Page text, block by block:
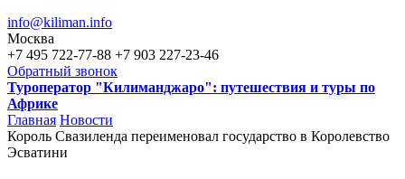
info@kiliman.info
Москва
+7 495 722-77-88 +7 903 227-23-46
Обратный звонок
Туроператор "Килиманджаро": путешествия и туры по
Африке
Вы здесь
Главная Новости
Король Свазиленда переименовал государство в Королевство
Эсватини